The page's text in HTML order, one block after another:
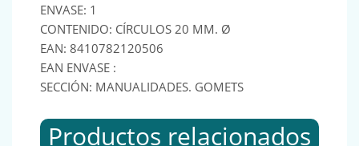
ENVASE: 1
CONTENIDO: CÍRCULOS 20 MM. Ø
EAN: 8410782120506
EAN ENVASE :
SECCIÓN: MANUALIDADES. GOMETS
Productos relacionados